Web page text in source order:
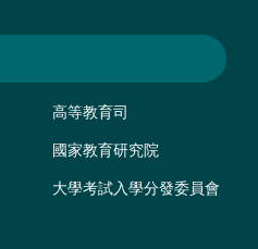
高等教育司
國家教育研究院
大學考試入學分發委員會